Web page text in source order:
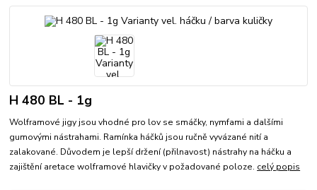
H 480 BL - 1g
Wolframové jigy jsou vhodné pro lov se smáčky, nymfami a dalšími
gumovými nástrahami. Ramínka háčků jsou ručně vyvázané nití a
zalakované. Důvodem je lepší držení (přilnavost) nástrahy na háčku a
zajištění aretace wolframové hlavičky v požadované poloze. celý popis